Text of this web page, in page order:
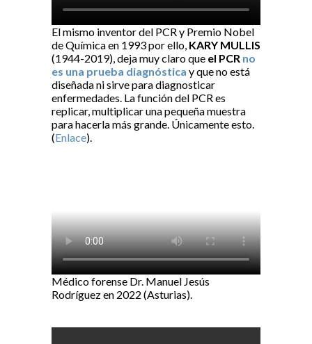
El mismo inventor del PCR y Premio Nobel
de Química en 1993 por ello, KARY MULLIS
(1944-2019), deja muy claro que el PCR no
es una prueba diagnóstica y que no está
diseñada ni sirve para diagnosticar
enfermedades. La función del PCR es
replicar, multiplicar una pequeña muestra
para hacerla más grande. Únicamente esto.
(Enlace).
Médico forense Dr. Manuel Jesús
Rodríguez en 2022 (Asturias).